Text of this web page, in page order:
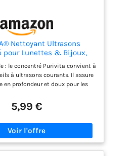
Nettoyant Ultrasons
pour Lunettes & Bijoux,
500ml
: le concentré Purivita convient à
à ultrasons courants. Il assure
en profondeur et doux pour les
Pour d'innombrables objets :
lunettes de soleil, montres
filtres à dosettes de café et bien
dans l'appareil à ultrasons
5,99 €